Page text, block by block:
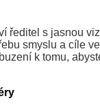
ředitel s jasnou
smyslu a cíle
k tomu,